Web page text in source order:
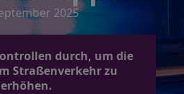
2025
durch, um die
Straßenverkehr zu
erhöhen.